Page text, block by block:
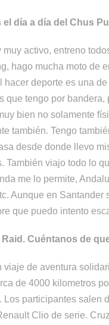
el día a día del Chus
muy activo, entreno
hago mucha moto de
hacer deporte es una
que tengo por bandera,
bien no solamente
también. Tengo
desde donde llevo
También viajo todo lo
me lo permite,
Aunque en Santander
que puedo intento
Raid. Cuéntanos de
viaje de aventura
de 4000 kilometros
Los participantes salen
Clio de serie.